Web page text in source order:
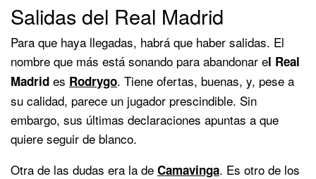
Salidas del Real Madrid
Para que haya llegadas, habrá que haber salidas. El
nombre que más está sonando para abandonar el Real
Madrid es Rodrygo. Tiene ofertas, buenas, y, pese a
su calidad, parece un jugador prescindible. Sin
embargo, sus últimas declaraciones apuntas a que
quiere seguir de blanco.
Otra de las dudas era la de Camavinga. Es otro de los